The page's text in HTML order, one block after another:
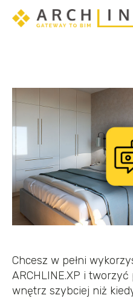
Poznaj Sketch
Chcesz w pełni
ARCHLINE.XP i
wnętrz szybciej niż